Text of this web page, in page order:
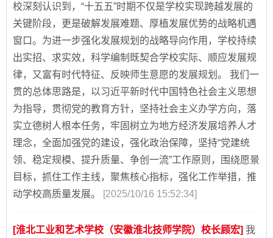
校深刻认识到，“十五五”时期不仅是学校实现跨越发展的
关键阶段，更是破解发展难题、厚植发展优势的战略机遇
窗口。为进一步强化发展规划的战略导向作用，学校持续
出实招、求实效，科学编制既契合学校实际、顺应发展规
律，又富有时代特征、反映师生意愿的发展规划。 我们一
贯的总体思路是，以习近平新时代中国特色社会主义思想
为指导，贯彻党的教育方针，坚持社会主义办学方向，落
实立德树人根本任务，牢固树立为地方经济发展培养人才
理念，全面加强党的建设，强化政治保障，坚持“党建统
领、稳定规模、提升质量、争创一流”工作原则，围绕愿景
目标，抓住工作主线，聚焦核心指标，强化工作举措，推
动学校高质量发展。
[2025/10/16 15:52:34]
[淮北工业和艺术学校（安徽淮北技师学院）校长顾宏] 我